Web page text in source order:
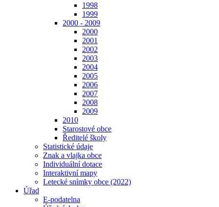
1998
1999
2000 - 2009
2000
2001
2002
2003
2004
2005
2006
2007
2008
2009
2010
Starostové obce
Ředitelé školy
Statistické údaje
Znak a vlajka obce
Individuální dotace
Interaktivní mapy
Letecké snímky obce (2022)
Úřad
E-podatelna